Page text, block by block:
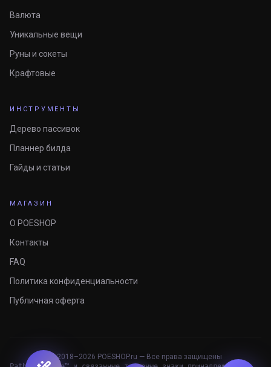
Валюта
Уникальные вещи
Руны и сокеты
Крафтовые
ИНСТРУМЕНТЫ
Дерево пассивок
Планнер билда
Гайды и статьи
МАГАЗИН
О POESHOP
Контакты
FAQ
Политика конфиденциальности
Публичная оферта
© 2018–2026 POESHOP.ru — Все права защищены